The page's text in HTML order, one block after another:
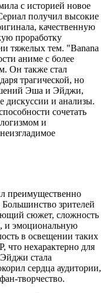
с историей новое
получил высокие
качественную
проработку
тяжелых тем. "Banana
аниме с более
Он также стал
трагической, но
Эша и Эйджи,
дискуссии и анализы.
сочетать
и
преимущественно
зрителей
сюжет, сложность
и эмоциональную
в освещении таких
что нехарактерно для
стала
сердца аудитории,
творчество.